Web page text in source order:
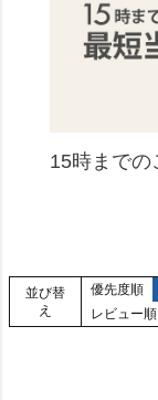
15時までの
並び替
え
優先度順
レビュー順